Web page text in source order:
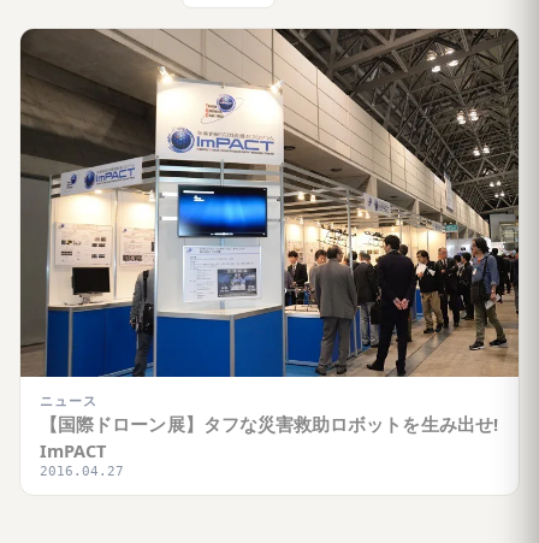
ニュース
【国際ドローン展】タフな災害救助ロボットを生み出せ!
ImPACT
2016.04.27